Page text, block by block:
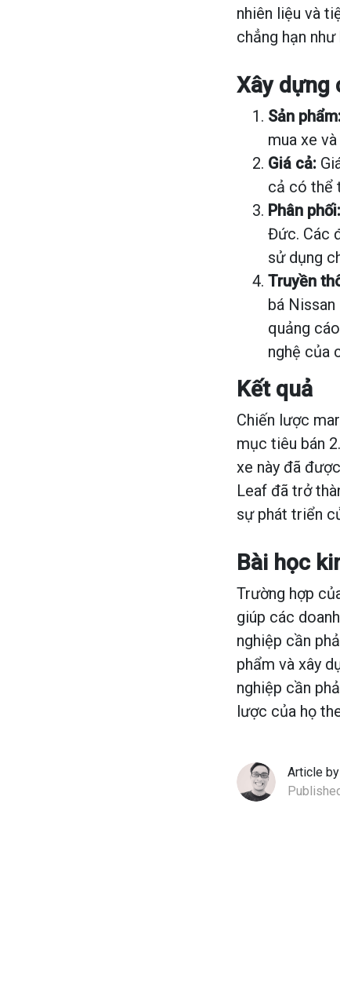
nhiên liệu và
chẳng hạn
Xây dựng
Sản
mua xe
Giá cả:
cả có thể
Phân phối:
Đức. Các
sử dụng
Truyền
bá
quảng
nghệ của
Kết quả
Chiến lược
mục tiêu bán
xe này đã
Leaf đã trở
sự phát triển
Bài học
Trường hợp
giúp các
nghiệp cần
phẩm và xây
nghiệp cần
lược của họ
Article